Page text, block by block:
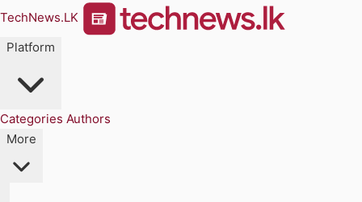
TechNews.LK
Platform
Categories Authors
More